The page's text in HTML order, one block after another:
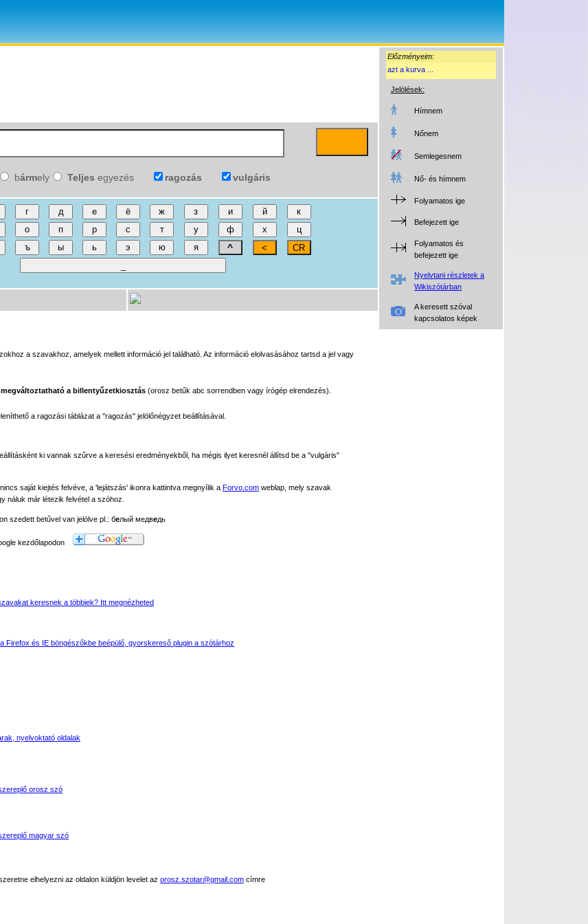
Előzményeim:
azt a kurva ...
Jelölések:
Hímnem
Nőnem
Semlegesnem
Nő- és hímnem
Folyamatos ige
Befejezett ige
Folyamatos és
befejezett ige
Nyelvtani részletek a
Wikiszótárban
A keresett szóval
kapcsolatos képek
bármely Teljes egyezés ragozás vulgáris
a szavakhoz, amelyek mellett információ jel található. Az információ elolvasásához tartsd a jel vagy
megváltoztatható a billentyűzetkiosztás (orosz betűk abc sorrendben vagy írógép elrendezés).
a ragozási táblázat a "ragozás" jelölőnégyzet beállításával.
ki vannak szűrve a keresési eredményekből, ha mégis ilyet keresnél állítsd be a "vulgáris"
saját kiejtés felvéve, a 'lejátszás' ikonra kattintva megnyílik a Forvo.com weblap, mely szavak
náluk már létezik felvétel a szóhoz.
szedett betűvel van jelölve pl.: белый медведь
kezdőlapodon
keresnek a többiek? Itt megnézheted
Firefox és IE böngészőkbe beépülő, gyorskereső plugin a szótárhoz
nyelvoktató oldalak
orosz szó
magyar szó
elhelyezni az oldalon küldjön levelet az orosz.szotar@gmail.com címre